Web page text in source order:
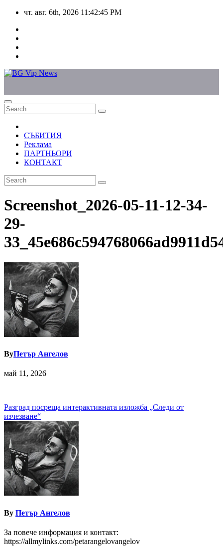
Skip
content
чт. авг. 6th, 2026 11:42:45 PM
СЪБИТИЯ
Реклама
ПАРТНЬОРИ
КОНТАКТ
Screenshot_2026-05-11-12-34-
29-
ByПетър Ангелов
май 11, 2026
Навигация
Разград посреща интерактивната изложба „Следи от
изчезване“
By Петър Ангелов
За повече информация и контакт:
https://allmylinks.com/petarangelovangelov